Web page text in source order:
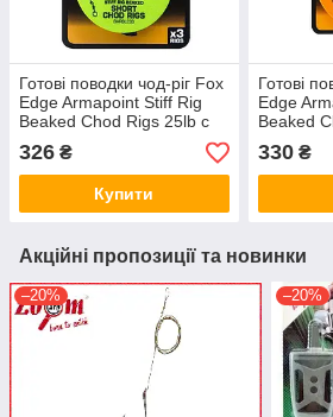
Готові поводки чод-ріг Fox
Edge Armapoint Stiff Rig
Beaked Chod Rigs 25lb с
крючками №6 (3шт)
326 ₴
Купити
Готові
Edge
Beaked
330₴
Акційні пропозиції та новинки
–20% –20%